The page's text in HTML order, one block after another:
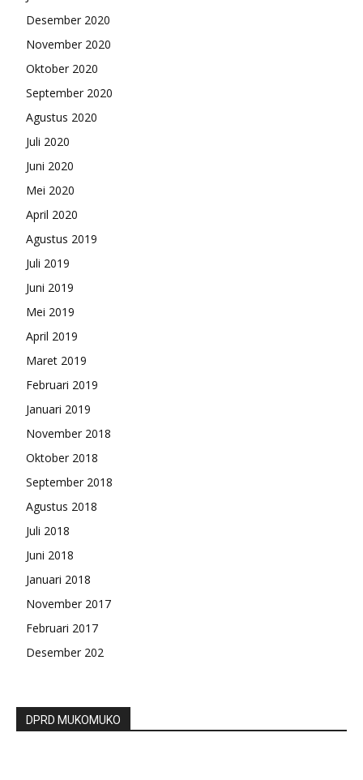
Desember 2020
November 2020
Oktober 2020
September 2020
Agustus 2020
Juli 2020
Juni 2020
Mei 2020
April 2020
Agustus 2019
Juli 2019
Juni 2019
Mei 2019
April 2019
Maret 2019
Februari 2019
Januari 2019
November 2018
Oktober 2018
September 2018
Agustus 2018
Juli 2018
Juni 2018
Januari 2018
November 2017
Februari 2017
Desember 202
DPRD MUKOMUKO